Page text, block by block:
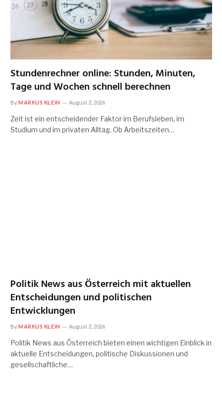
Stundenrechner online: Stunden, Minuten,
Tage und Wochen schnell berechnen
ByMARKUS KLEIN August 3, 2026
Zeit ist ein entscheidender Faktor im Berufsleben, im
Studium und im privaten Alltag. Ob Arbeitszeiten…
Politik News aus Österreich mit aktuellen
Entscheidungen und politischen
Entwicklungen
ByMARKUS KLEIN August 3, 2026
Politik News aus Österreich bieten einen wichtigen Einblick in
aktuelle Entscheidungen, politische Diskussionen und
gesellschaftliche…